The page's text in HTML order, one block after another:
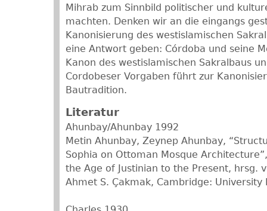
Mihrab zum Sinnbild politischer und
machten. Denken wir an die eingangs
Kanonisierung des westislamischen
eine Antwort geben: Córdoba und seine
Kanon des westislamischen Sakralbaus
Cordobeser Vorgaben führt zur
Bautradition.
Literatur
Ahunbay/Ahunbay 1992
Metin Ahunbay, Zeynep Ahunbay,
Sophia on Ottoman Mosque
the Age of Justinian to the Present, hrsg.
Ahmet S. Çakmak, Cambridge: University